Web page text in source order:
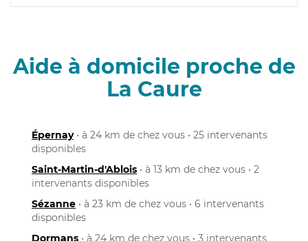
Aide à domicile proche de
La Caure
Épernay• à 24 km de chez vous • 25 intervenants
disponibles
Saint-Martin-d'Ablois • à 13 km de chez vous • 2
intervenants disponibles
Sézanne • à 23 km de chez vous • 6 intervenants
disponibles
Dormans • à 24 km de chez vous • 3 intervenants